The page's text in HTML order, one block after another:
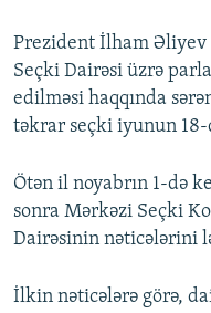
Prezident İlham Əliyev
Seçki Dairəsi üzrə
edilməsi haqqında
təkrar seçki iyunun
Ötən il noyabrın 1-də
sonra Mərkəzi Seçki
Dairəsinin nəticələrini
İlkin nəticələrə görə,